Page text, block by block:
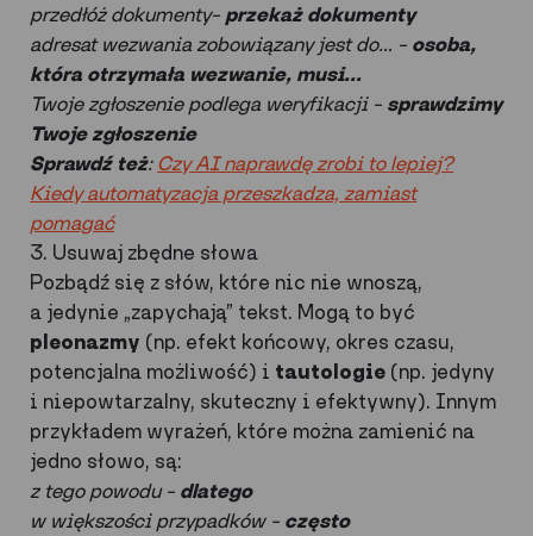
przedłóż dokumenty– przekaż dokumenty
adresat wezwania zobowiązany jest do… – osoba,
która otrzymała wezwanie, musi…
Twoje zgłoszenie podlega weryfikacji – sprawdzimy
Twoje zgłoszenie
Sprawdź też: Czy AI naprawdę zrobi to lepiej?
Kiedy automatyzacja przeszkadza, zamiast
pomagać
3. Usuwaj zbędne słowa
Pozbądź się z słów, które nic nie wnoszą,
a jedynie „zapychają” tekst. Mogą to być
pleonazmy (np. efekt końcowy, okres czasu,
potencjalna możliwość) i tautologie (np. jedyny
i niepowtarzalny, skuteczny i efektywny). Innym
przykładem wyrażeń, które można zamienić na
jedno słowo, są:
z tego powodu – dlatego
w większości przypadków – często